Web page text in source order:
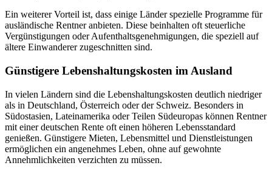
Ein weiterer Vorteil ist, dass einige Länder spezielle Programme für
ausländische Rentner anbieten. Diese beinhalten oft steuerliche
Vergünstigungen oder Aufenthaltsgenehmigungen, die speziell auf
ältere Einwanderer zugeschnitten sind.
Günstigere Lebenshaltungskosten im Ausland
In vielen Ländern sind die Lebenshaltungskosten deutlich niedriger
als in Deutschland, Österreich oder der Schweiz. Besonders in
Südostasien, Lateinamerika oder Teilen Südeuropas können Rentner
mit einer deutschen Rente oft einen höheren Lebensstandard
genießen. Günstigere Mieten, Lebensmittel und Dienstleistungen
ermöglichen ein angenehmes Leben, ohne auf gewohnte
Annehmlichkeiten verzichten zu müssen.